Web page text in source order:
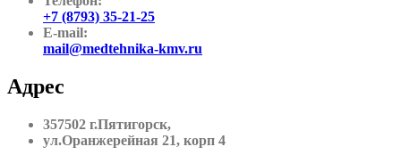
+7 (8793) 35-21-25
E-mail:
mail@medtehnika-kmv.ru
Адрес
357502 г.Пятигорск,
ул.Оранжерейная 21, корп 4